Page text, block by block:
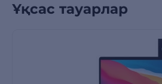
Ұқсас тауарлар